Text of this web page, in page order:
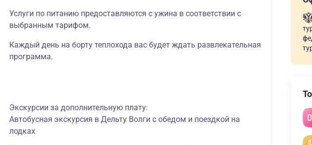
Услуги по питанию предоставляются с ужина в соответствии с
выбранным тарифом.
Каждый день на борту теплохода вас будет ждать развлекательная
программа.
Экскурсии за дополнительную плату:
Автобусная экскурсия в Дельту Волги с обедом и поездкой на
лодках